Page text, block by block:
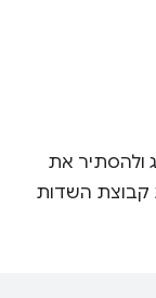
ולהסתיר את
קבוצת השדות